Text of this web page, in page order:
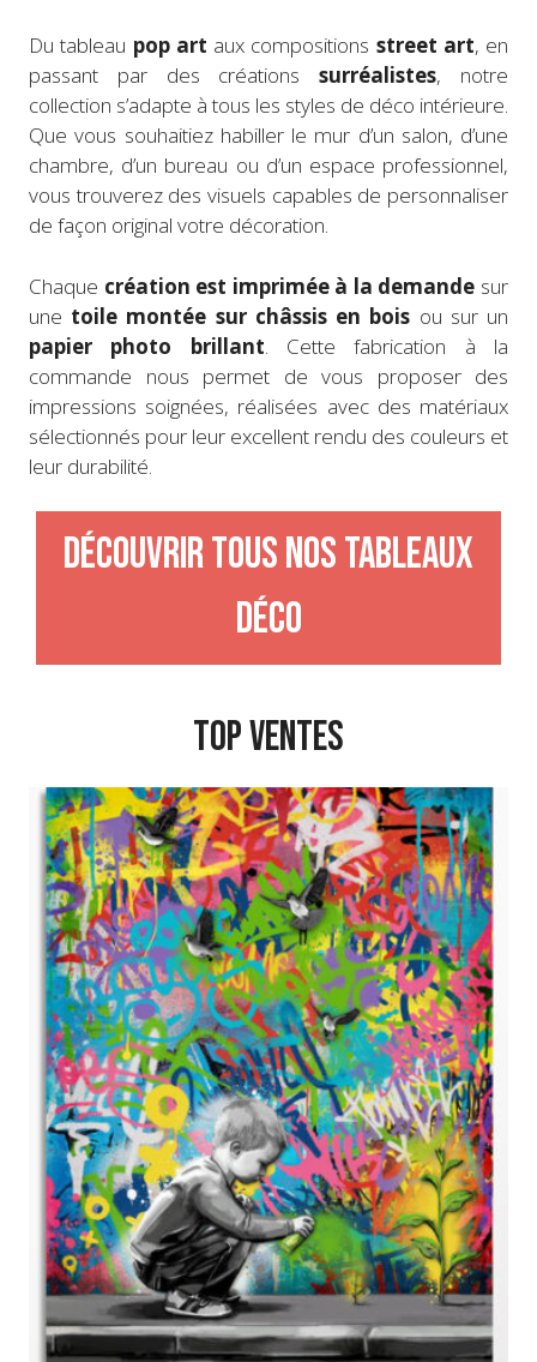
Du tableau pop art aux compositions street art, en
passant par des créationssurréalistes, notre
collection s’adapte à tous les styles de déco intérieure.
Que vous souhaitiez habiller le mur d’un salon, d’une
chambre, d’un bureau ou d’un espace professionnel,
vous trouverez des visuels capables de personnaliser
de façon original votre décoration.
Chaque création est imprimée à la demande sur
une toile montée sur châssis en bois ou sur un
papier photo brillant. Cette fabrication à la
commande nous permet de vous proposer des
impressions soignées, réalisées avec des matériaux
sélectionnés pour leur excellent rendu des couleurs et
leur durabilité.
Découvrir tous nos tableaux
déco
TOP VENTES